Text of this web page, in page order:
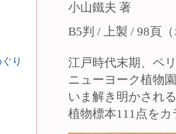
り
小山鐵夫 著
B5判 / 上製 / 98頁
江戸時代末期、ペ
ニューヨーク植物
いま解き明かされ
植物標本111点をカ